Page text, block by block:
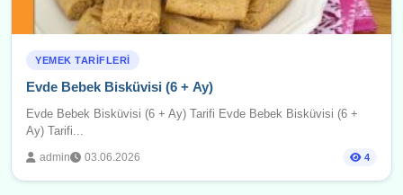
YEMEK TARIFLERI
Evde Bebek Bisküvisi (6 + Ay)
Evde Bebek Bisküvisi (6 + Ay) Tarifi Evde Bebek Bisküvisi (6 +
Ay) Tarifi...
admin 03.06.2026 4